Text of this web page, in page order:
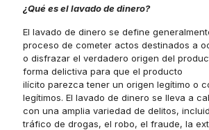
¿Qué es el lavado de dinero?
El lavado de dinero se define
proceso de cometer actos destinados a
o disfrazar el verdadero origen del
forma delictiva para que el producto
ilícito parezca tener un origen legítimo o
legítimos. El lavado de dinero se lleva a
con una amplia variedad de delitos,
tráfico de drogas, el robo, el fraude, la